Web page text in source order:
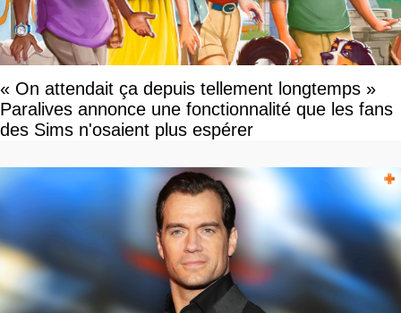
« On attendait ça depuis tellement longtemps »
Paralives annonce une fonctionnalité que les fans
des Sims n'osaient plus espérer